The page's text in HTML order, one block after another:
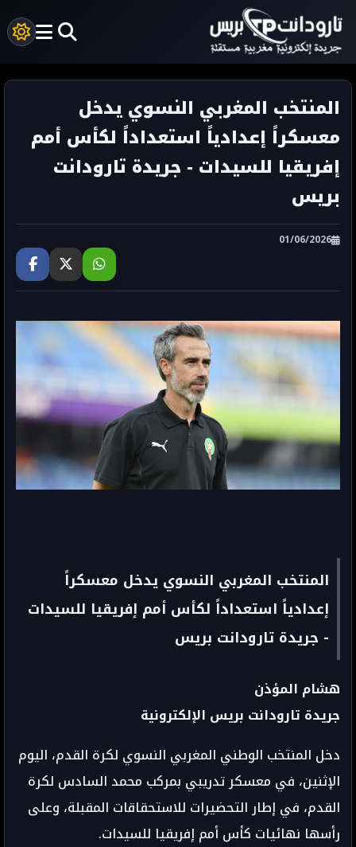
المنتخب المغربي النسوي يدخل
معسكراً إعدادياً استعداداً لكأس أمم
إفريقيا للسيدات - جريدة تارودانت
بريس
01/06/2026
المنتخب المغربي النسوي يدخل معسكراً
إعدادياً استعداداً لكأس أمم إفريقيا للسيدات
- جريدة تارودانت بريس
هشام المؤذن
جريدة تارودانت بريس الإلكترونية
دخل المنتخب الوطني المغربي النسوي لكرة القدم، اليوم
الإثنين، في معسكر تدريبي بمركب محمد السادس لكرة
القدم، في إطار التحضيرات للاستحقاقات المقبلة، وعلى
رأسها نهائيات كأس أمم إفريقيا للسيدات.